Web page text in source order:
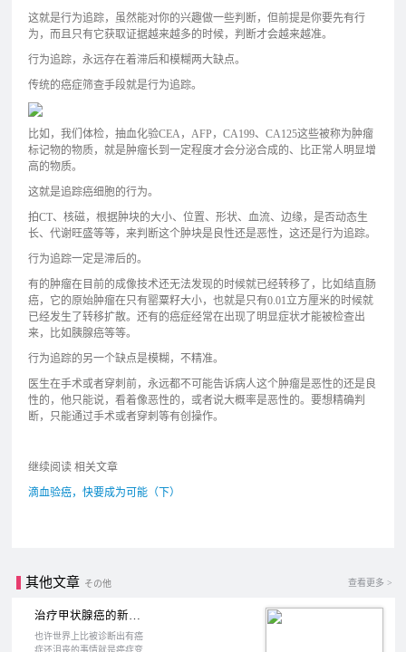
这就是行为追踪，虽然能对你的兴趣做一些判断，但前提是你要先有行
为，而且只有它获取证据越来越多的时候，判断才会越来越准。
行为追踪，永远存在着滞后和模糊两大缺点。
传统的癌症筛查手段就是行为追踪。
比如，我们体检，抽血化验CEA，AFP，CA199、CA125这些被称为肿瘤
标记物的物质，就是肿瘤长到一定程度才会分泌合成的、比正常人明显增
高的物质。
这就是追踪癌细胞的行为。
拍CT、核磁，根据肿块的大小、位置、形状、血流、边缘，是否动态生
长、代谢旺盛等等，来判断这个肿块是良性还是恶性，这还是行为追踪。
行为追踪一定是滞后的。
有的肿瘤在目前的成像技术还无法发现的时候就已经转移了，比如结直肠
癌，它的原始肿瘤在只有罂粟籽大小，也就是只有0.01立方厘米的时候就
已经发生了转移扩散。还有的癌症经常在出现了明显症状才能被检查出
来，比如胰腺癌等等。
行为追踪的另一个缺点是模糊，不精准。
医生在手术或者穿刺前，永远都不可能告诉病人这个肿瘤是恶性的还是良
性的，他只能说，看着像恶性的，或者说大概率是恶性的。要想精确判
断，只能通过手术或者穿刺等有创操作。
继续阅读 相关文章
滴血验癌，快要成为可能（下）
其他文章 その他 查看更多 >
治疗甲状腺癌的新方法：药物组合治疗
也许世界上比被诊断出有癌
症还沮丧的事情就是癌症变